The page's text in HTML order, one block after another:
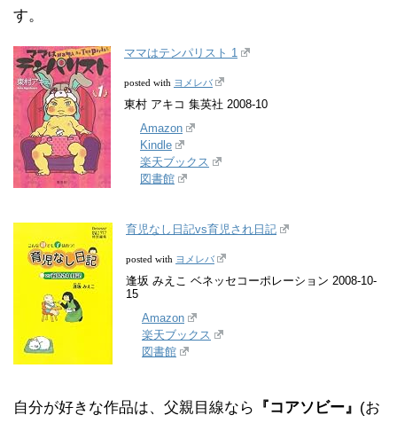
す。
ママはテンパリスト 1
posted with ヨメレバ
東村 アキコ 集英社 2008-10
Amazon
Kindle
楽天ブックス
図書館
育児なし日記vs育児され日記
posted with ヨメレバ
逢坂 みえこ ベネッセコーポレーション 2008-10-
15
Amazon
楽天ブックス
図書館
自分が好きな作品は、父親目線なら 『コアソビー』 (お